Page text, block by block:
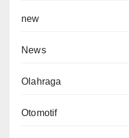
new
News
Olahraga
Otomotif